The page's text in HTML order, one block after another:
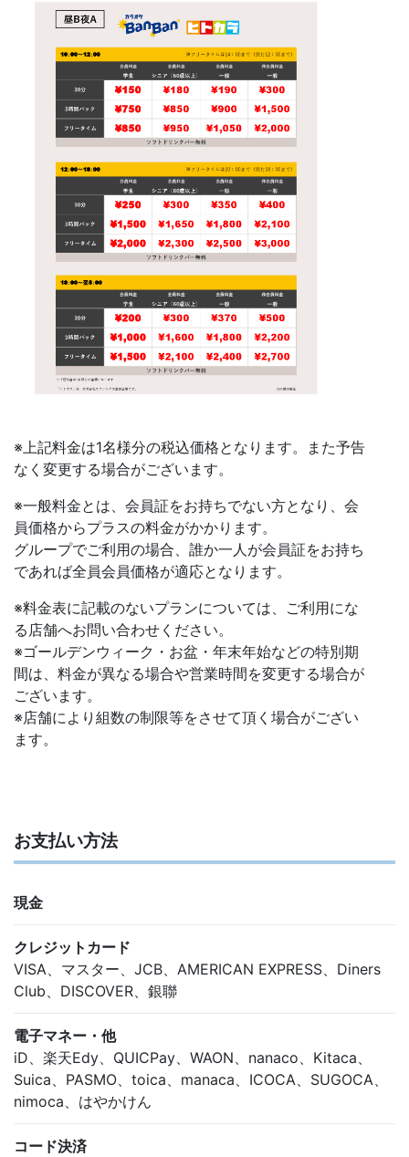
※上記料金は1名様分の税込価格となります。また予告
なく変更する場合がございます。
※一般料金とは、会員証をお持ちでない方となり、会
員価格からプラスの料金がかかります。
グループでご利用の場合、誰か一人が会員証をお持ち
であれば全員会員価格が適応となります。
※料金表に記載のないプランについては、ご利用にな
る店舗へお問い合わせください。
※ゴールデンウィーク・お盆・年末年始などの特別期
間は、料金が異なる場合や営業時間を変更する場合が
ございます。
※店舗により組数の制限等をさせて頂く場合がござい
ます。
お支払い方法
現金
クレジットカード
VISA、マスター、JCB、AMERICAN EXPRESS、Diners
Club、DISCOVER、銀聯
電子マネー・他
iD、楽天Edy、QUICPay、WAON、nanaco、Kitaca、
Suica、PASMO、toica、manaca、ICOCA、SUGOCA、
nimoca、はやかけん
コード決済